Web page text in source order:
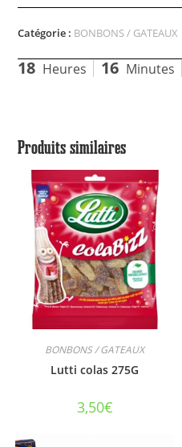
Catégorie : BONBONS / GATEAUX
18 Heures 16 Minutes
Produits similaires
BONBONS / GATEAUX
Lutti colas 275G
3,50€